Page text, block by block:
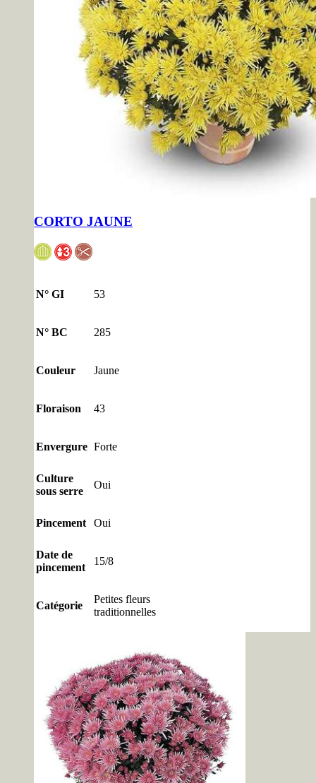
CORTO JAUNE
N° GI 53
N° BC 285
Couleur Jaune
Floraison 43
Envergure Forte
Culture
sous serre
Oui
Pincement Oui
Date de
pincement
15/8
Catégorie
Petites fleurs
traditionnelles